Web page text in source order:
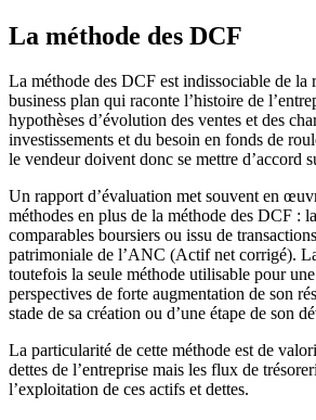
La méthode des DCF
La méthode des DCF est indissociable de la
business plan qui raconte l’histoire de
hypothèses d’évolution des ventes et des
investissements et du besoin en fonds de
le vendeur doivent donc se mettre d’accord
Un rapport d’évaluation met souvent en
méthodes en plus de la méthode des DCF :
comparables boursiers ou issu de
patrimoniale de l’ANC (Actif net corrigé).
toutefois la seule méthode utilisable pour
perspectives de forte augmentation de son
stade de sa création ou d’une étape de son
La particularité de cette méthode est de
dettes de l’entreprise mais les flux de
l’exploitation de ces actifs et dettes.